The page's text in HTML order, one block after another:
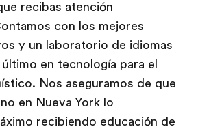
recibas atención
con los mejores
y un laboratorio de idiomas
en tecnología para el
Nos aseguramos de que
en Nueva York lo
recibiendo educación de